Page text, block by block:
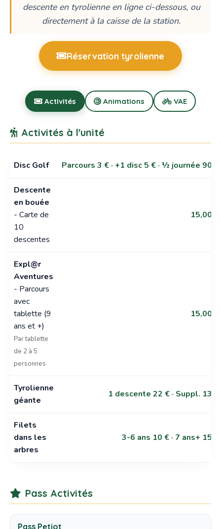
descente en tyrolienne en ligne ci-dessous, ou
directement à la caisse de la station.
Réservation tyrolienne
Activités Animations VAE
Activités à l'unité
Disc Golf Parcours 3 € · +1 disc 5 € · ½ journée 90 €
Descente
en bouée
- Carte de
10
descentes
15,00 €
Expl@r
Aventures
- Parcours
avec
tablette (9
ans et +)
Par tablette
de 2 à 5
personnes
15,00 €
Tyrolienne
géante
1 descente 22 € · Suppl. 13 €
Filets
dans les
arbres
3-6 ans 10 € · 7 ans+ 15 €
Pass Activités
Pass Petiot